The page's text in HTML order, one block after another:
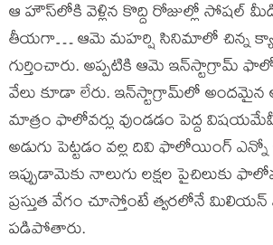
ఆ హౌస్‍లోకి వెళ్లిన కొద్ది రోజుల్లో సోషల్‍
తీయగా… ఆమె మహర్షి సినిమాలో చిన్న
గుర్తించారు. అప్పటికి ఆమె ఇన్‍స్టాగ్రామ్‍
వేలు కూడా లేరు. ఇన్‍స్టాగ్రామ్‍లో
మాత్రం ఫాలోవర్లు వుండడం పెద్ద
అడుగు పెట్టడం వల్ల దివి ఫాలోయింగ్‍
ఇప్పుడామెకు నాలుగు లక్షల పైచిలుకు
ప్రస్తుత వేగం చూస్తోంటే త్వరలోనే
పడిపోతారు.